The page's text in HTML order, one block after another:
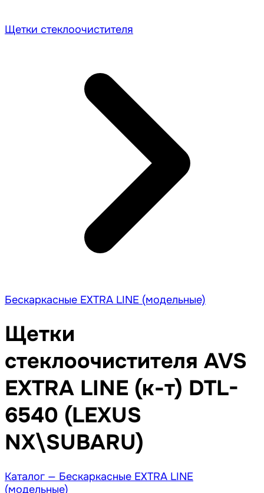
Щетки стеклоочистителя
Бескаркасные EXTRA LINE (модельные)
Щетки
стеклоочистителя AVS
EXTRA LINE (к-т) DTL-
6540 (LEXUS
NX\SUBARU)
Каталог — Бескаркасные EXTRA LINE
(модельные)